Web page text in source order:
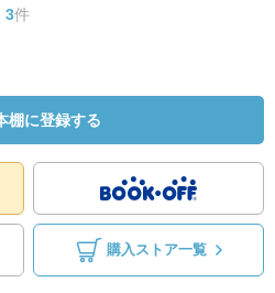
3件
棚に登録する
購入ストア一覧